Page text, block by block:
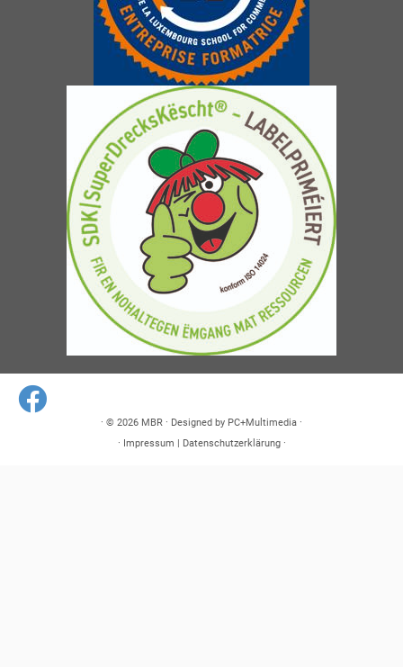
· © 2026 MBR · Designed by PC+Multimedia ·
· Impressum Datenschutzerklärung·